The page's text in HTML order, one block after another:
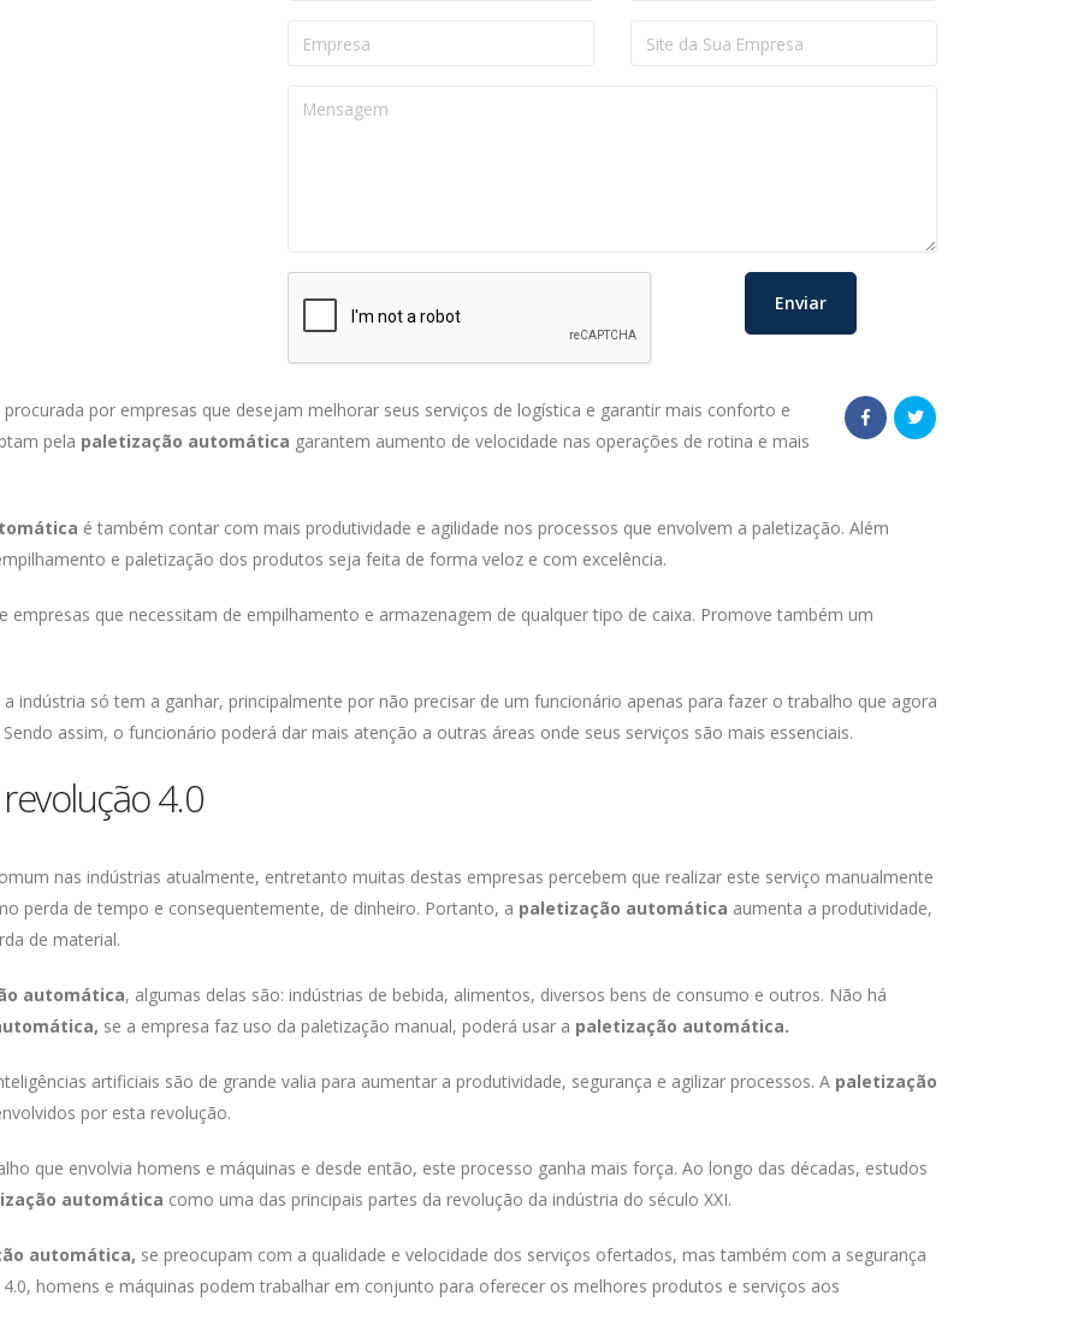
por empresas que desejam melhorar seus serviços de logística e garantir mais conforto e
pela paletização automática garantem aumento de velocidade nas operações de rotina e mais
é também contar com mais produtividade e agilidade nos processos que envolvem a paletização. Além
e paletização dos produtos seja feita de forma veloz e com excelência.
empresas que necessitam de empilhamento e armazenagem de qualquer tipo de caixa. Promove também um
a indústria só tem a ganhar, principalmente por não precisar de um funcionário apenas para fazer o trabalho que agora
assim, o funcionário poderá dar mais atenção a outras áreas onde seus serviços são mais essenciais.
4.0
nas indústrias atualmente, entretanto muitas destas empresas percebem que realizar este serviço manualmente
perda de tempo e consequentemente, de dinheiro. Portanto, a paletização automática aumenta a produtividade,
de material.
automática, algumas delas são: indústrias de bebida, alimentos, diversos bens de consumo e outros. Não há
se a empresa faz uso da paletização manual, poderá usar a paletização automática.
artificiais são de grande valia para aumentar a produtividade, segurança e agilizar processos. A paletização
por esta revolução.
que envolvia homens e máquinas e desde então, este processo ganha mais força. Ao longo das décadas, estudos
automática como uma das principais partes da revolução da indústria do século XXI.
automática, se preocupam com a qualidade e velocidade dos serviços ofertados, mas também com a segurança
homens e máquinas podem trabalhar em conjunto para oferecer os melhores produtos e serviços aos